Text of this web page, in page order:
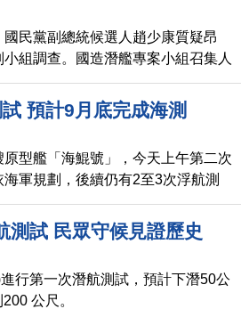
民黨副總統候選人趙少康質疑昂
組調查。國造潛艦專案小組召集人
，國造「海鯤號」，比美國的「海
黨有權力監督政府，但政黨利益不
預計9月底完成海測
型艦「海鯤號」，今天上午第二次
軍規劃，後續仍有2至3次浮航測
況下的操控性能與穩定性。海鯤號
依合約在11月交艦。
測試 民眾守候見證歷史
行第一次潛航測試，預計下潛50公
公尺。